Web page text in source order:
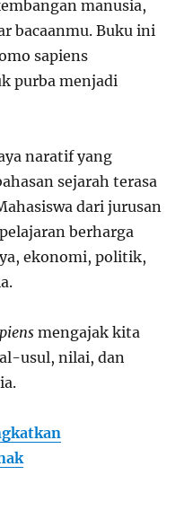
manusia,
bacaanmu. Buku ini
sapiens
purba menjadi
naratif yang
sejarah terasa
dari jurusan
berharga
ekonomi, politik,
mengajak kita
usul, nilai, dan